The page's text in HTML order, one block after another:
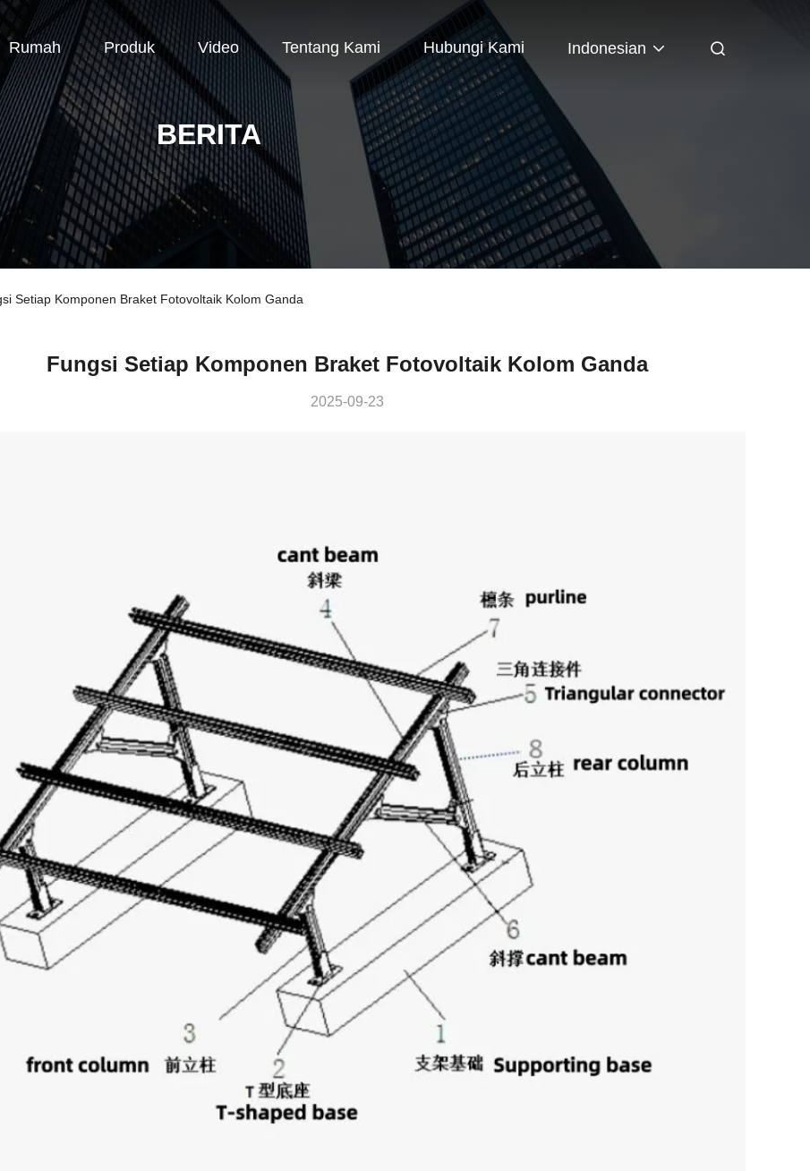
Rumah Produk Video Tentang Kami Hubungi Kami Indonesian
BERITA
Setiap Komponen Braket Fotovoltaik Kolom Ganda
Fungsi Setiap Komponen Braket Fotovoltaik Kolom Ganda
2025-09-23